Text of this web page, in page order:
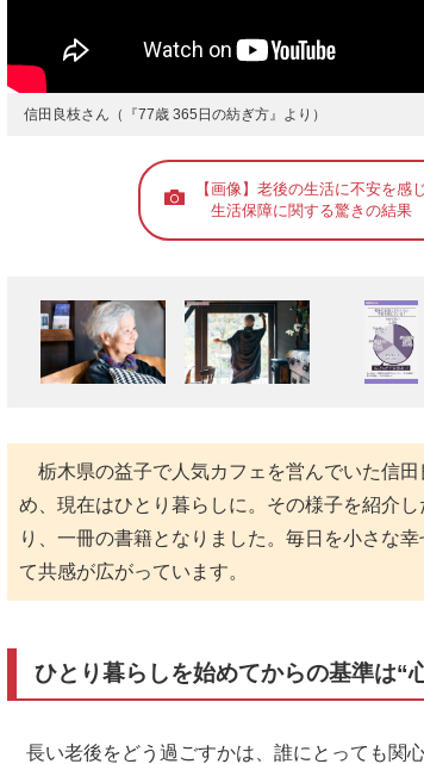
信田良枝さん（『77歳 365日の紡ぎ方』より）
【画像】老後の生活に不安を感
生活保障に関する驚きの結果
栃木県の益子で人気カフェを営んでいた信
め、現在はひとり暮らしに。その様子を紹介
り、一冊の書籍となりました。毎日を小さな
て共感が広がっています。
ひとり暮らしを始めてからの基準は“
長い老後をどう過ごすかは、誰にとっても関